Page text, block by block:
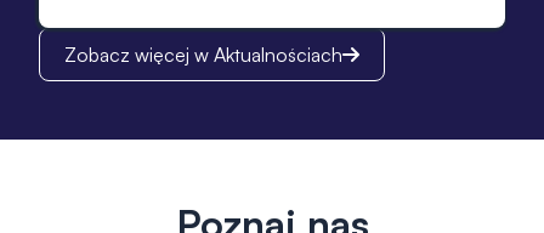
Zobacz więcej w Aktualnościach
Poznaj nas